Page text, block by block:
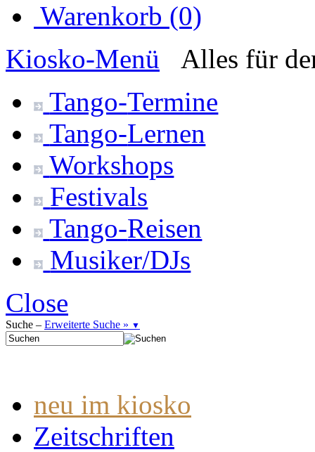
Warenkorb (0)
Kiosko-Menü
Alles für
Tango-Termine
Tango-Lernen
Workshops
Festivals
Tango-Reisen
Musiker/DJs
Close
Suche – Erweiterte Suche » ▼
neu im kiosko
Zeitschriften